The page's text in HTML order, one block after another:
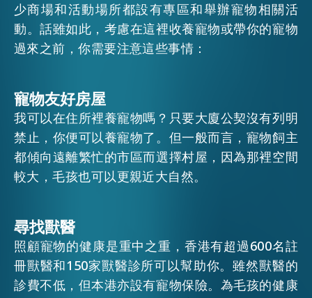
人才支援
在港營商
活動情報
最新消息
關於我們
常見問題
聯絡我們
LINKEDIN
EMAIL
少商場和活動場所都設有專區和舉辦寵物相關活
動。話雖如此，考慮在這裡收養寵物或帶你的寵物
過來之前，你需要注意這些事情：
寵物友好房屋
我可以在住所裡養寵物嗎？只要大廈公契沒有列明
禁止，你便可以養寵物了。但一般而言，寵物飼主
都傾向遠離繁忙的市區而選擇村屋，因為那裡空間
較大，毛孩也可以更親近大自然。
尋找獸醫
照顧寵物的健康是重中之重，香港有超過600名註
冊獸醫和150家獸醫診所可以幫助你。雖然獸醫的
診費不低，但本港亦設有寵物保險。為毛孩的健康